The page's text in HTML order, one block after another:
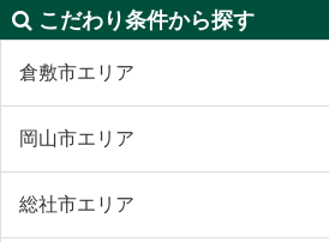
こだわり条件から探す
倉敷市エリア
岡山市エリア
総社市エリア